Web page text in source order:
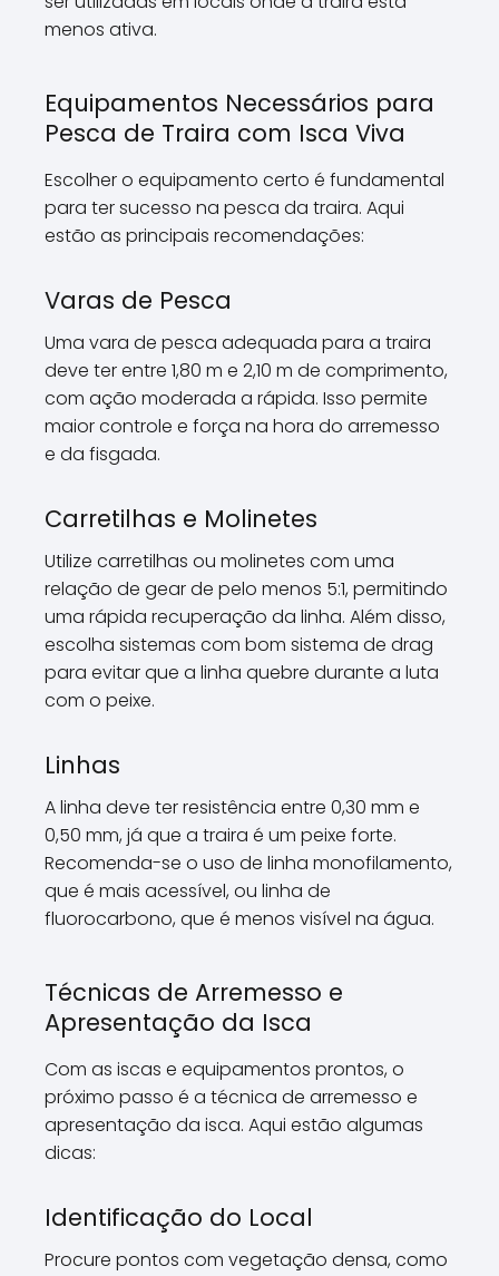
menos ativa.
Equipamentos Necessários para
Pesca de Traira com Isca Viva
Escolher o equipamento certo é fundamental
para ter sucesso na pesca da traira. Aqui
estão as principais recomendações:
Varas de Pesca
Uma vara de pesca adequada para a traira
deve ter entre 1,80 m e 2,10 m de comprimento,
com ação moderada a rápida. Isso permite
maior controle e força na hora do arremesso
e da fisgada.
Carretilhas e Molinetes
Utilize carretilhas ou molinetes com uma
relação de gear de pelo menos 5:1, permitindo
uma rápida recuperação da linha. Além disso,
escolha sistemas com bom sistema de drag
para evitar que a linha quebre durante a luta
com o peixe.
Linhas
A linha deve ter resistência entre 0,30 mm e
0,50 mm, já que a traira é um peixe forte.
Recomenda-se o uso de linha monofilamento,
que é mais acessível, ou linha de
fluorocarbono, que é menos visível na água.
Técnicas de Arremesso e
Apresentação da Isca
Com as iscas e equipamentos prontos, o
próximo passo é a técnica de arremesso e
apresentação da isca. Aqui estão algumas
dicas:
Identificação do Local
Procure pontos com vegetação densa, como